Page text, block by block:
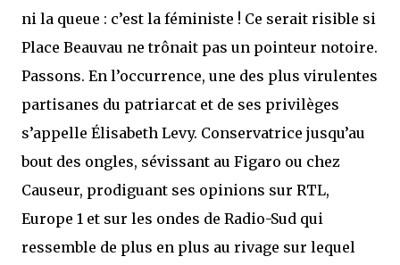
ni la queue : c’est la féministe ! Ce serait risible si
Place Beauvau ne trônait pas un pointeur notoire.
Passons. En l’occurrence, une des plus virulentes
partisanes du patriarcat et de ses privilèges
s’appelle Élisabeth Levy. Conservatrice jusqu’au
bout des ongles, sévissant au Figaro ou chez
Causeur, prodiguant ses opinions sur RTL,
Europe 1 et sur les ondes de Radio-Sud qui
ressemble de plus en plus au rivage sur lequel